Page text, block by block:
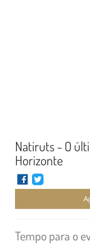
Natiruts - O
Horizonte
Tempo para o